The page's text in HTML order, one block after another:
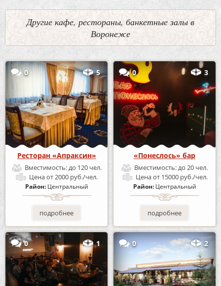
Другие кафе, рестораны, банкетные залы в
Воронеже
0 5
Ресторан «Апраксин»
Вместимость:до 120 чел.
Ценаот 2000 руб./чел.
Район: Центральный
подробнее
0 3
«Понеслось» бар
Вместимость:до 20 чел.
Ценаот 15000 руб./чел.
Район: Центральный
подробнее
0 1 0 2